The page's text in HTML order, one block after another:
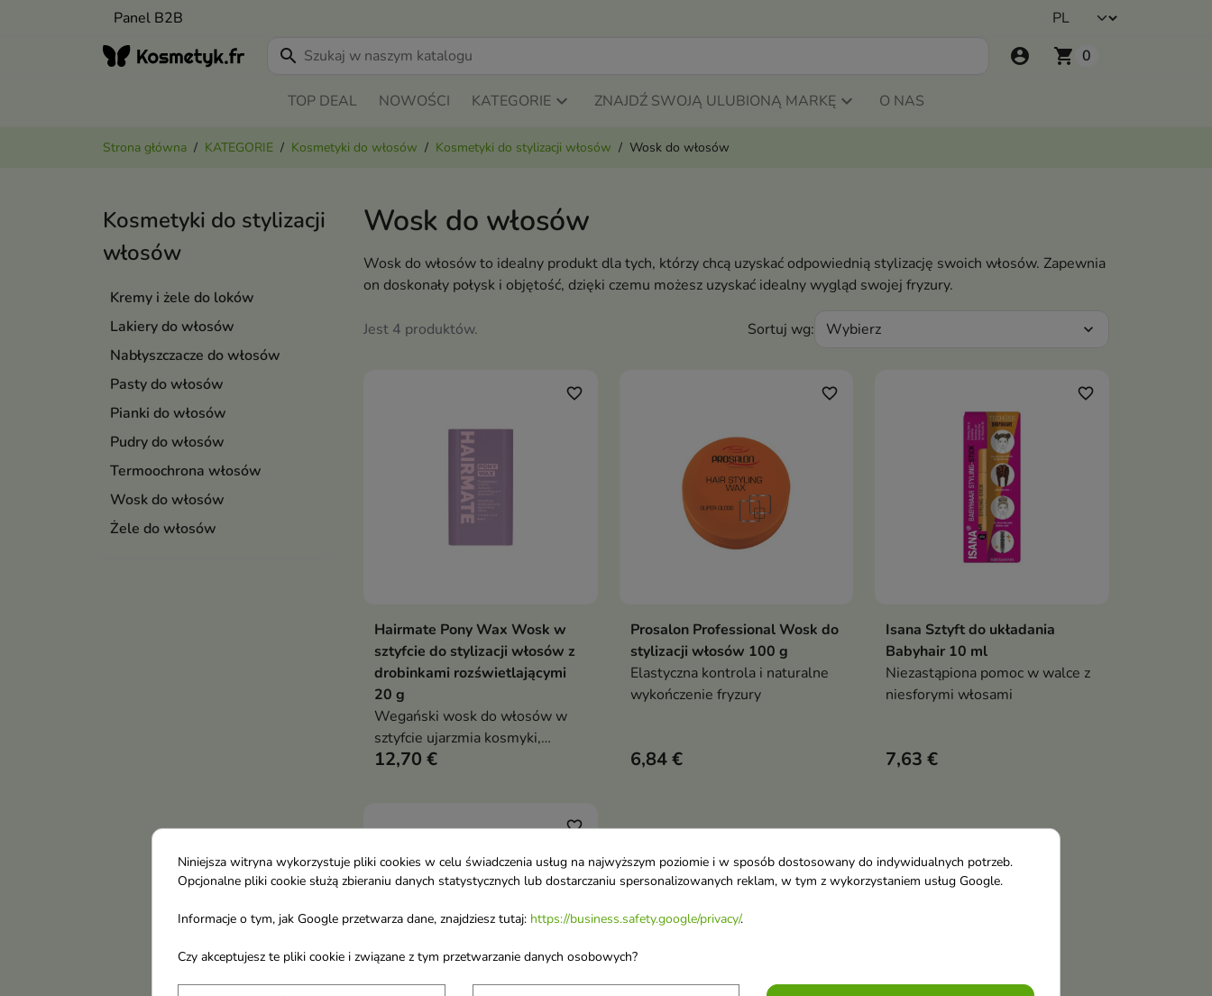
Panel B2B
search account_circle shopping_cart 0
TOP DEAL NOWOŚCI KATEGORIE ZNAJDŹ SWOJĄ ULUBIONĄ MARKĘ O NAS
Strona główna KATEGORIE Kosmetyki do włosów Kosmetyki do stylizacji włosów Wosk do włosów
Kosmetyki do stylizacji
włosów
Kremy i żele do loków
Lakiery do włosów
Nabłyszczacze do włosów
Pasty do włosów
Pianki do włosów
Pudry do włosów
Termoochrona włosów
Wosk do włosów
Żele do włosów
Wosk do włosów
Wosk do włosów to idealny produkt dla tych, którzy chcą uzyskać odpowiednią stylizację swoich włosów. Zapewnia
on doskonały połysk i objętość, dzięki czemu możesz uzyskać idealny wygląd swojej fryzury.
Jest 4 produktów. Sortuj wg: Wybierz expand_more
Dodaj do koszyka
favorite_border
Hairmate Pony Wax Wosk w
sztyfcie do stylizacji włosów z
drobinkami rozświetlającymi
20 g
Wegański wosk do włosów w
sztyfcie ujarzmia kosmyki,
wygładza i nabłyszcza dzięki
12,70 €
Dodaj do koszyka
favorite_border
Prosalon Professional Wosk do
stylizacji włosów 100 g
Elastyczna kontrola i naturalne
wykończenie fryzury
6,84 €
Dodaj do koszyka
favorite_border
Isana Sztyft do układania
Babyhair 10 ml
Niezastąpiona pomoc w walce z
niesforymi włosami
7,63 €
favorite_border
Niniejsza witryna wykorzystuje pliki cookies w celu świadczenia usług na najwyższym poziomie i w sposób dostosowany do indywidualnych potrzeb.
Opcjonalne pliki cookie służą zbieraniu danych statystycznych lub dostarczaniu spersonalizowanych reklam, w tym z wykorzystaniem usług Google.
Informacje o tym, jak Google przetwarza dane, znajdziesz tutaj: https://business.safety.google/privacy/.
Czy akceptujesz te pliki cookie i związane z tym przetwarzanie danych osobowych?